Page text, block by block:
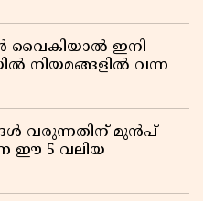
വൈകിയാൽ ഇനി
നിയമങ്ങളിൽ വന്ന
വരുന്നതിന് മുൻപ്
ഈ 5 വലിയ